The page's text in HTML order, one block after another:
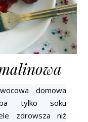
domowa
tylko soku
zdrowsza niż